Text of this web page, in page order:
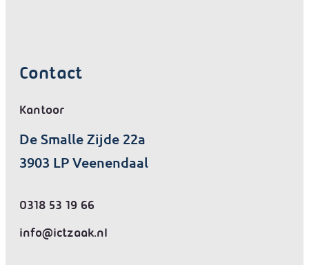
Contact
Kantoor
De Smalle Zijde 22a
3903 LP Veenendaal
0318 53 19 66
info@ictzaak.nl